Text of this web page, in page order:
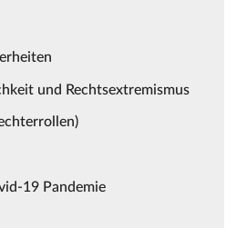
und Rechtsextremismus
19 Pandemie